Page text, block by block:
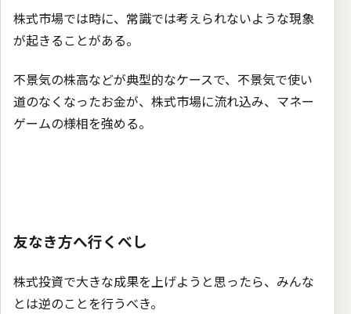
株式市場では時に、常識では考えられないような現象
が起きることがある。
不景気の株高などが典型的なケースで、不景気で使い
道のなくなったお金が、株式市場に流れ込み、マネー
ゲームの様相を強める。
友なき方へ行くべし
株式投資で大きな成果を上げようと思ったら、みんな
とは逆のことを行うべき。